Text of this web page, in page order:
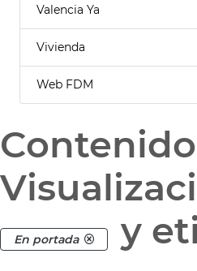
Valencia Ya
Vivienda
Web FDM
En portada
y